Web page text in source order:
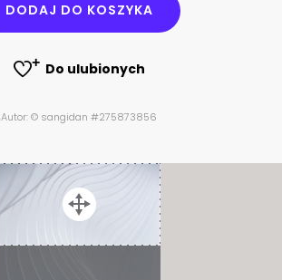
DODAJ DO KOSZYKA
Do ulubionych
Autor: © sangidan #275873856